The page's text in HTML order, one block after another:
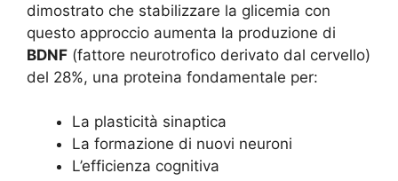
dimostrato che stabilizzare la glicemia con
questo approccio aumenta la produzione di
BDNF (fattore neurotrofico derivato dal cervello)
del 28%, una proteina fondamentale per:
La plasticità sinaptica
La formazione di nuovi neuroni
L’efficienza cognitiva